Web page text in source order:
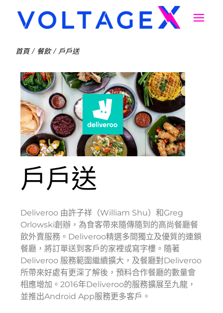
首頁 餐飲 戶戶送
戶戶送
Deliveroo 由許子祥（William Shu）和Greg
Orlowski創辦，為食客帶來隨傳隨到的高尚餐廳餐
飲外賣服務。Deliveroo精選多間獨立及優質的連鎖
餐廳，將訂單送到客戶的家裡或寫字樓。隨著
Deliveroo 服務範圍繼續擴大，及餐廳對Deliveroo
所帶來好處有更深了解後，預料合作餐廳的數量會
相應增加。2016年Deliveroo的服務擴展至九龍，
並推出Android App服務更多客戶。